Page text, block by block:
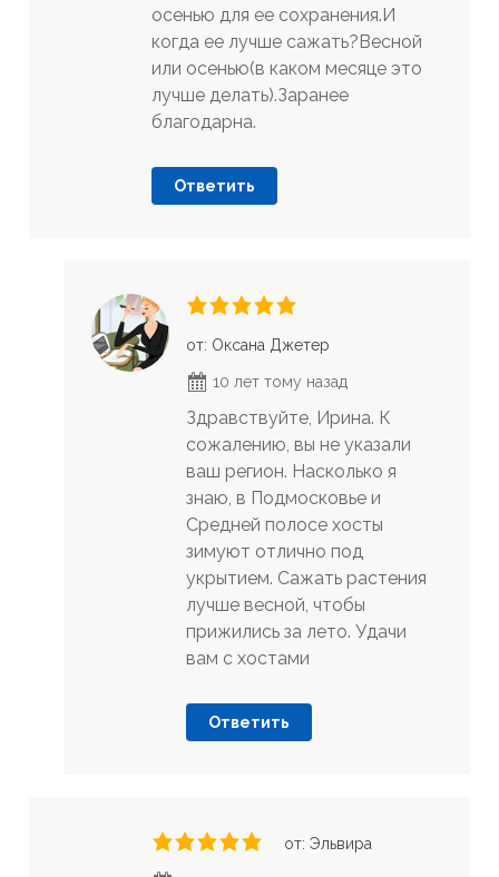
осенью для ее сохранения.И
когда ее лучше сажать?Весной
или осенью(в каком месяце это
лучше делать).Заранее
благодарна.
Ответить
от: Оксана Джетер
10 лет тому назад
Здравствуйте, Ирина. К
сожалению, вы не указали
ваш регион. Насколько я
знаю, в Подмосковье и
Средней полосе хосты
зимуют отлично под
укрытием. Сажать растения
лучше весной, чтобы
прижились за лето. Удачи
вам с хостами
Ответить
от: Эльвира